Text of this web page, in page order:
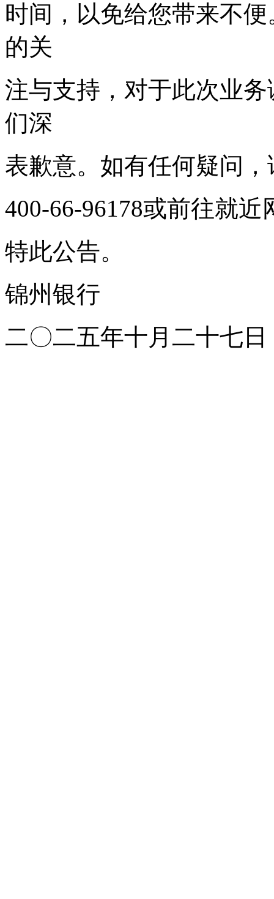
时间，以免给您带来不
的关
注与支持，对于此次业
们深
表歉意。如有任何疑问
400-66-96178或前往就近
特此公告。
锦州银行
二〇二五年十月二十七日